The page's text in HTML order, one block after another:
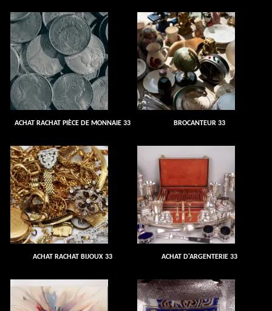
ACHAT RACHAT PIÈCE DE MONNAIE 33 BROCANTEUR 33
ACHAT RACHAT BIJOUX 33 ACHAT D'ARGENTERIE 33